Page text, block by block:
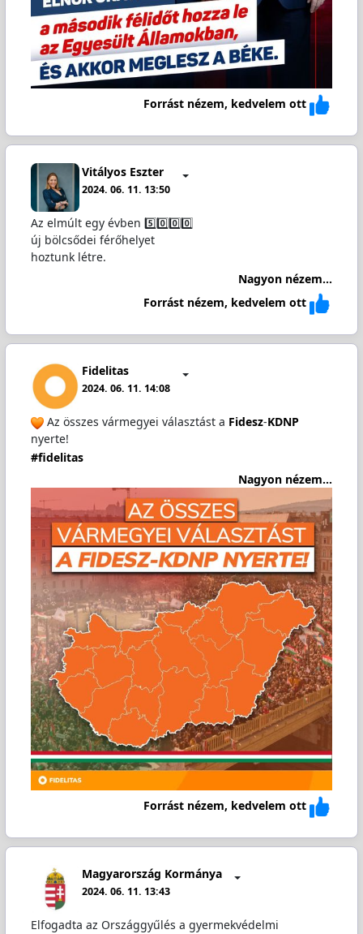
Forrást nézem, kedvelem ott
Vitályos Eszter
2024. 06. 11. 13:50
Az elmúlt egy évben 5️⃣0️⃣0️⃣0️⃣
új bölcsődei férőhelyet
hoztunk létre.
Nagyon nézem...
Forrást nézem, kedvelem ott
Fidelitas
2024. 06. 11. 14:08
Az összes vármegyei választást a Fidesz-KDNP
nyerte!
#fidelitas
Nagyon nézem...
Forrást nézem, kedvelem ott
Magyarország Kormánya
2024. 06. 11. 13:43
Elfogadta az Országgyűlés a gyermekvédelmi